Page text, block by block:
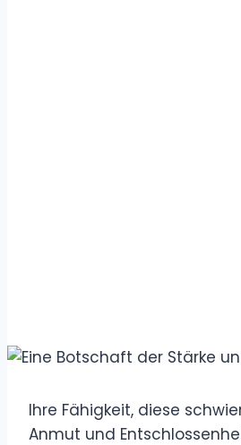
Ihre Fähigkeit, diese
Anmut und